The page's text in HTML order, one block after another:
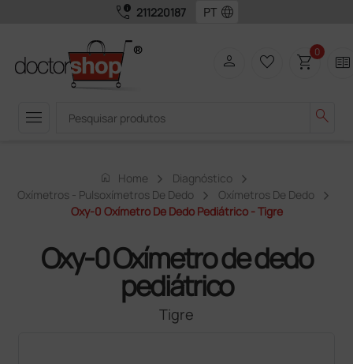
call_quality 211220187 language
menu search
person favorite_border shopping_cart0 two_pager
home Home
Diagnóstico
Oxímetros - Pulsoxímetros De Dedo
Oxímetros De Dedo
Oxy-0 Oxímetro De Dedo Pediátrico - Tigre
Oxy-0 Oxímetro de dedo
pediátrico
Tigre